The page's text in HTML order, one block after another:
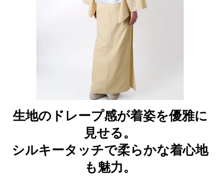
生地のドレープ感が着姿を優雅に
見せる。
シルキータッチで柔らかな着心地
も魅力。